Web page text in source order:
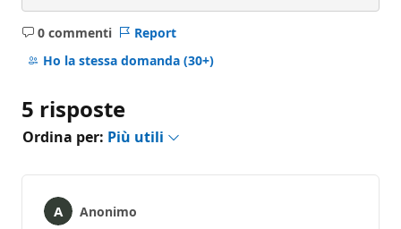
0 commenti
Nessun
commento
Report
Ho la stessa domanda (30+)
5 risposte
Ordina per: Più utili
Anonimo